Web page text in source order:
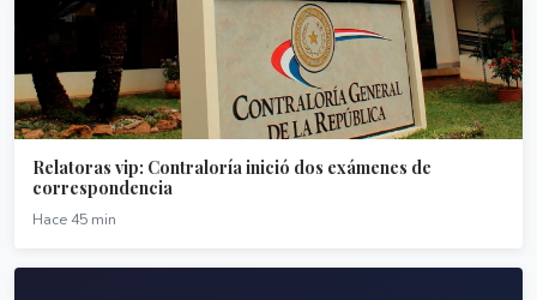
Relatoras vip: Contraloría inició dos exámenes de
correspondencia
Hace 45 min